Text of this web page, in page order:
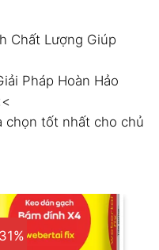
Chất Lượng Giúp
Pháp Hoàn Hảo
chọn tốt nhất cho chủ